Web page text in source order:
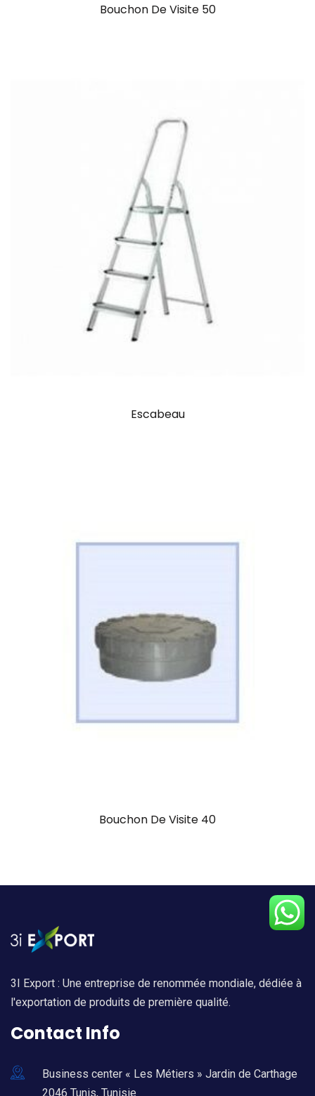
Bouchon De Visite 50
Escabeau
Bouchon De Visite 40
3I Export : Une entreprise de renommée mondiale, dédiée à
l'exportation de produits de première qualité.
Contact Info
Business center « Les Métiers » Jardin de Carthage
2046 Tunis, Tunisie